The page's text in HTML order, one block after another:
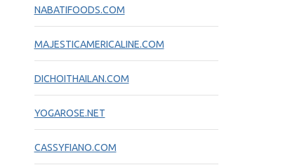
NABATIFOODS.COM
MAJESTICAMERICALINE.COM
DICHOITHAILAN.COM
YOGAROSE.NET
CASSYFIANO.COM